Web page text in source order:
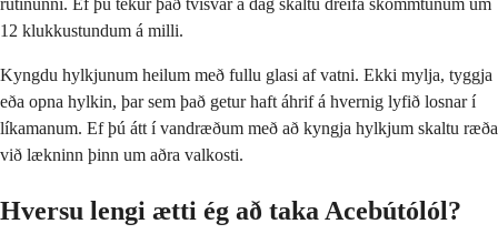
rútínunni. Ef þú tekur það tvisvar á dag skaltu dreifa skömmtunum um
12 klukkustundum á milli.
Kyngdu hylkjunum heilum með fullu glasi af vatni. Ekki mylja, tyggja
eða opna hylkin, þar sem það getur haft áhrif á hvernig lyfið losnar í
líkamanum. Ef þú átt í vandræðum með að kyngja hylkjum skaltu ræða
við lækninn þinn um aðra valkosti.
Hversu lengi ætti ég að taka Acebútólól?